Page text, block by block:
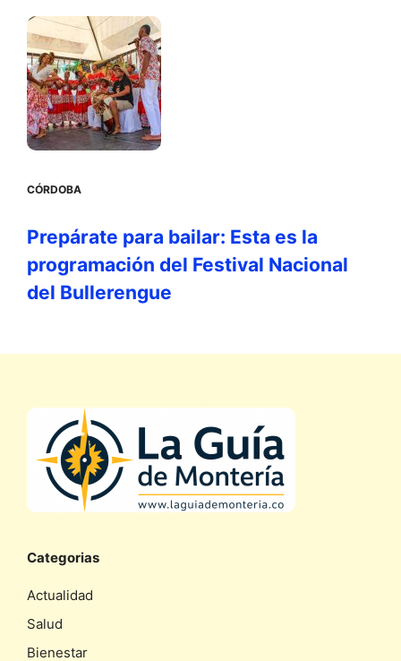
CÓRDOBA
Prepárate para bailar: Esta es la
programación del Festival Nacional
del Bullerengue
Categorias
Actualidad
Salud
Bienestar